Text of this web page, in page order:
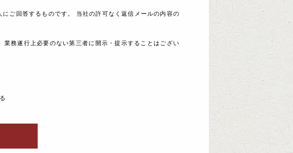
ご回答するものです。 当社の許可なく返信メールの内容の
務遂行上必要のない第三者に開示・提示することはござい